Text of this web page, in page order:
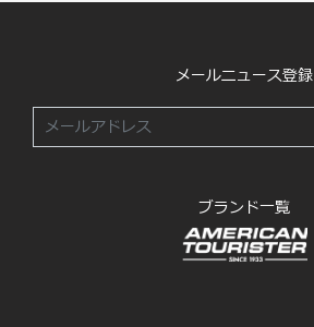
メールニュース登録
ブランド一覧